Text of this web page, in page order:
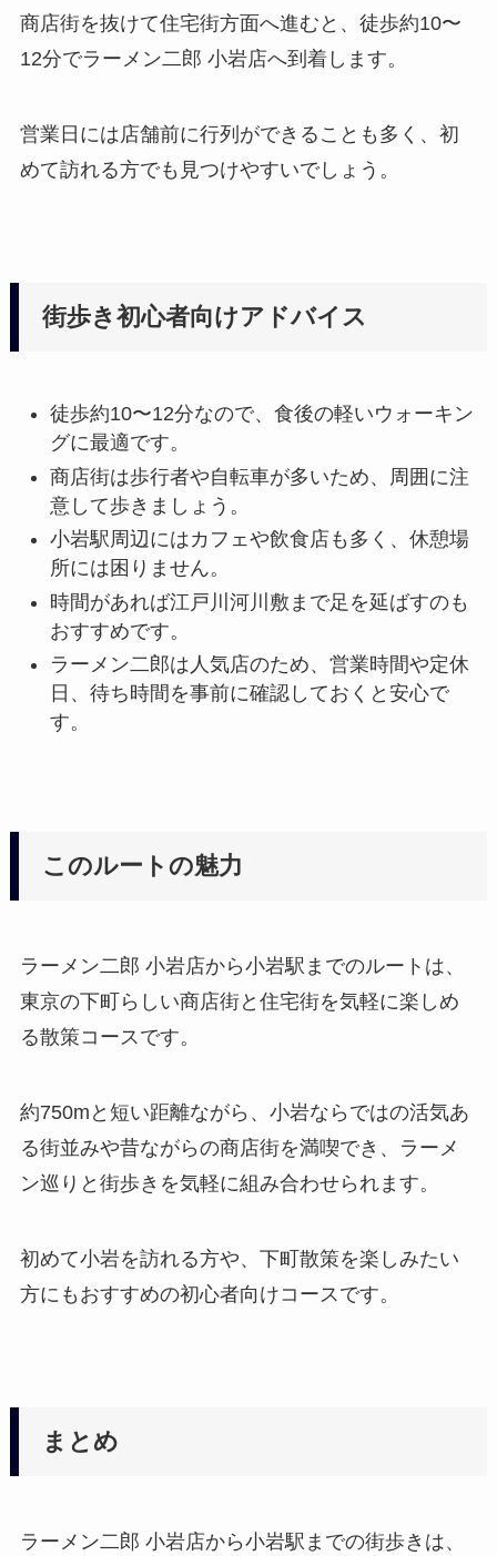
商店街を抜けて住宅街方面へ進むと、徒歩約10〜
12分でラーメン二郎 小岩店へ到着します。
営業日には店舗前に行列ができることも多く、初
めて訪れる方でも見つけやすいでしょう。
街歩き初心者向けアドバイス
徒歩約10〜12分なので、食後の軽いウォーキン
グに最適です。
商店街は歩行者や自転車が多いため、周囲に注
意して歩きましょう。
小岩駅周辺にはカフェや飲食店も多く、休憩場
所には困りません。
時間があれば江戸川河川敷まで足を延ばすのも
おすすめです。
ラーメン二郎は人気店のため、営業時間や定休
日、待ち時間を事前に確認しておくと安心で
す。
このルートの魅力
ラーメン二郎 小岩店から小岩駅までのルートは、
東京の下町らしい商店街と住宅街を気軽に楽しめ
る散策コースです。
約750mと短い距離ながら、小岩ならではの活気あ
る街並みや昔ながらの商店街を満喫でき、ラーメ
ン巡りと街歩きを気軽に組み合わせられます。
初めて小岩を訪れる方や、下町散策を楽しみたい
方にもおすすめの初心者向けコースです。
まとめ
ラーメン二郎 小岩店から小岩駅までの街歩きは、